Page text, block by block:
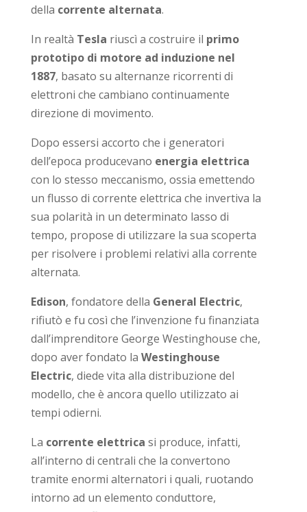
della corrente alternata.
In realtà Tesla riuscì a costruire il primo
prototipo di motore ad induzione nel
1887, basato su alternanze ricorrenti di
elettroni che cambiano continuamente
direzione di movimento.
Dopo essersi accorto che i generatori
dell’epoca producevano energia elettrica
con lo stesso meccanismo, ossia emettendo
un flusso di corrente elettrica che invertiva la
sua polarità in un determinato lasso di
tempo, propose di utilizzare la sua scoperta
per risolvere i problemi relativi alla corrente
alternata.
Edison, fondatore della General Electric,
rifiutò e fu così che l’invenzione fu finanziata
dall’imprenditore George Westinghouse che,
dopo aver fondato la Westinghouse
Electric, diede vita alla distribuzione del
modello, che è ancora quello utilizzato ai
tempi odierni.
La corrente elettrica si produce, infatti,
all’interno di centrali che la convertono
tramite enormi alternatori i quali, ruotando
intorno ad un elemento conduttore,